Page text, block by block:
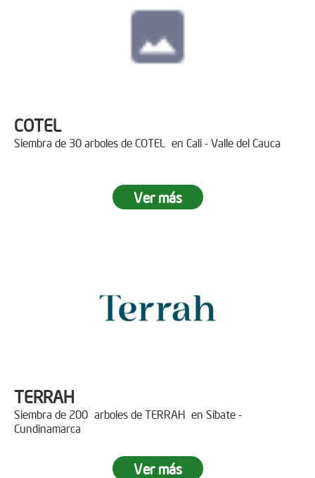
COTEL
Siembra de 30 arboles de COTEL en Cali - Valle del Cauca
Ver más
TERRAH
Siembra de 200 arboles de TERRAH en Sibate -
Cundinamarca
Ver más